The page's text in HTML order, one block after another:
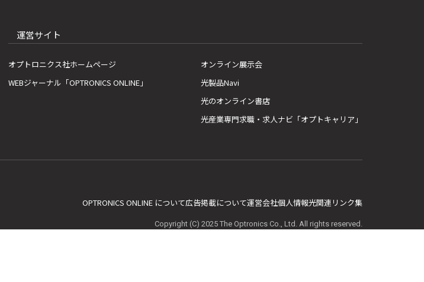
運営サイト
オプトロニクス社ホームページ
WEBジャーナル「OPTRONICS ONLINE」
オンライン展示会
光製品Navi
光のオンライン書店
光産業専門求職・求人ナビ「オプトキャリア」
OPTRONICS ONLINE について広告掲載について運営会社個人情報光関連リンク集
Copyright (C) 2025 The Optronics Co., Ltd. All rights reserved.